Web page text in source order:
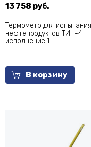
13 758 руб.
Термометр для испытания
нефтепродуктов ТИН-4
исполнение 1
В корзину